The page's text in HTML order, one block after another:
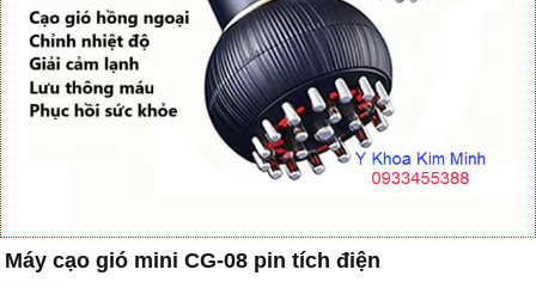
Máy cạo gió mini CG-08 pin tích điện